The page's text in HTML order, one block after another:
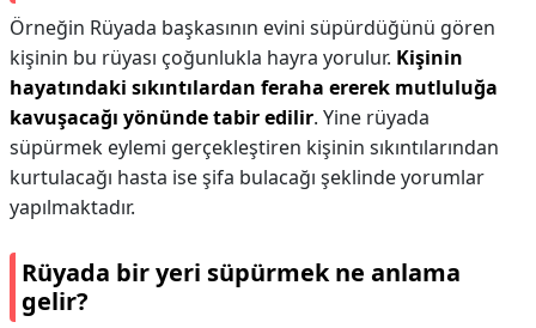
Örneğin Rüyada başkasının evini süpürdüğünü gören
kişinin bu rüyası çoğunlukla hayra yorulur. Kişinin
hayatındaki sıkıntılardan feraha ererek mutluluğa
kavuşacağı yönünde tabir edilir. Yine rüyada
süpürmek eylemi gerçekleştiren kişinin sıkıntılarından
kurtulacağı hasta ise şifa bulacağı şeklinde yorumlar
yapılmaktadır.
Rüyada bir yeri süpürmek ne anlama
gelir?